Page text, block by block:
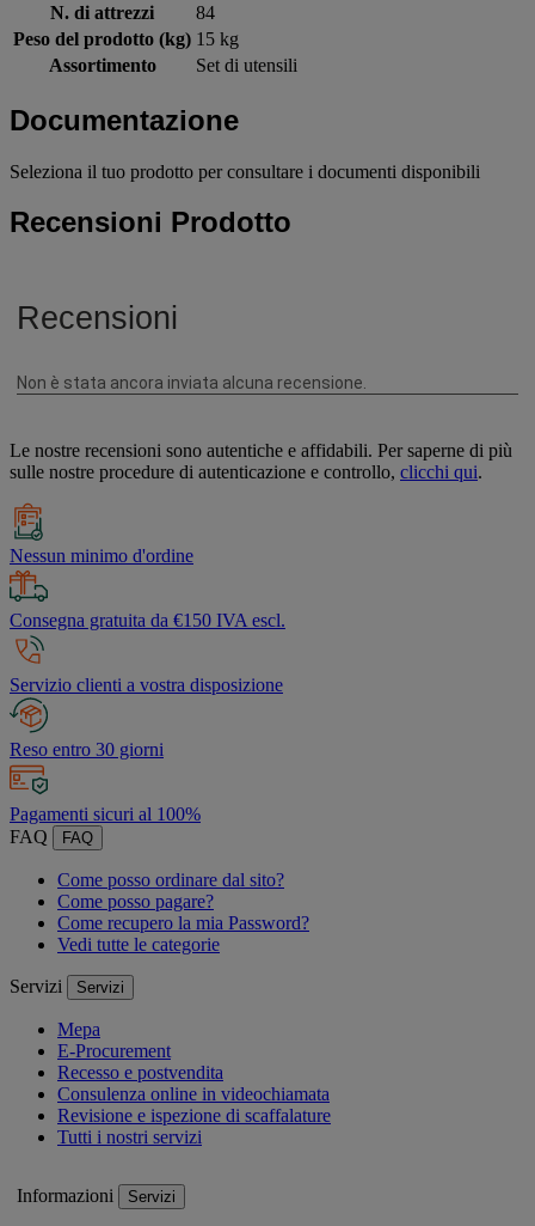
N. di attrezzi
84
Peso del prodotto (kg) 15 kg
Assortimento
Set di utensili
Documentazione
Seleziona il tuo prodotto per consultare i documenti disponibili
Recensioni Prodotto
Le nostre recensioni sono autentiche e affidabili. Per saperne di più
sulle nostre procedure di autenticazione e controllo, clicchi qui.
Nessun minimo d'ordine
Consegna gratuita da €150 IVA escl.
Servizio clienti a vostra disposizione
Reso entro 30 giorni
Pagamenti sicuri al 100%
FAQ
FAQ
Come posso ordinare dal sito?
Come posso pagare?
Come recupero la mia Password?
Vedi tutte le categorie
Servizi Servizi
Mepa
E-Procurement
Recesso e postvendita
Consulenza online in videochiamata
Revisione e ispezione di scaffalature
Tutti i nostri servizi
Informazioni Servizi